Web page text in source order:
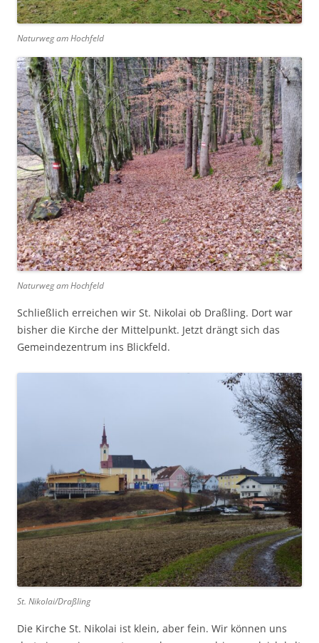
Naturweg am Hochfeld
Naturweg am Hochfeld
Schließlich erreichen wir St. Nikolai ob Draßling. Dort war
bisher die Kirche der Mittelpunkt. Jetzt drängt sich das
Gemeindezentrum ins Blickfeld.
St. Nikolai/Draßling
Die Kirche St. Nikolai ist klein, aber fein. Wir können uns